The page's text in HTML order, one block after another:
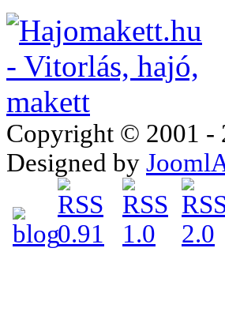
Copyright © 2001 -
Designed by